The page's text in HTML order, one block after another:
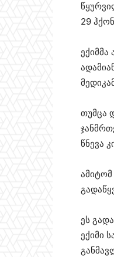
29
თუმცა
წნევა
ეს
ექიმი